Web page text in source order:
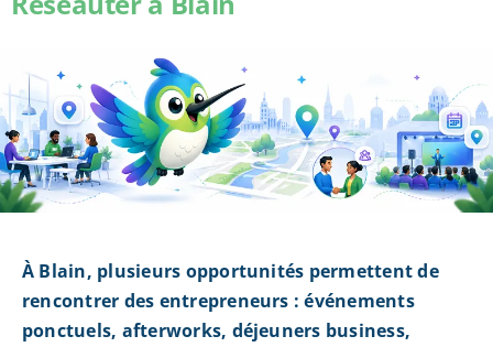
À Blain, plusieurs opportunités permettent de
rencontrer des entrepreneurs : événements
ponctuels, afterworks, déjeuners business,